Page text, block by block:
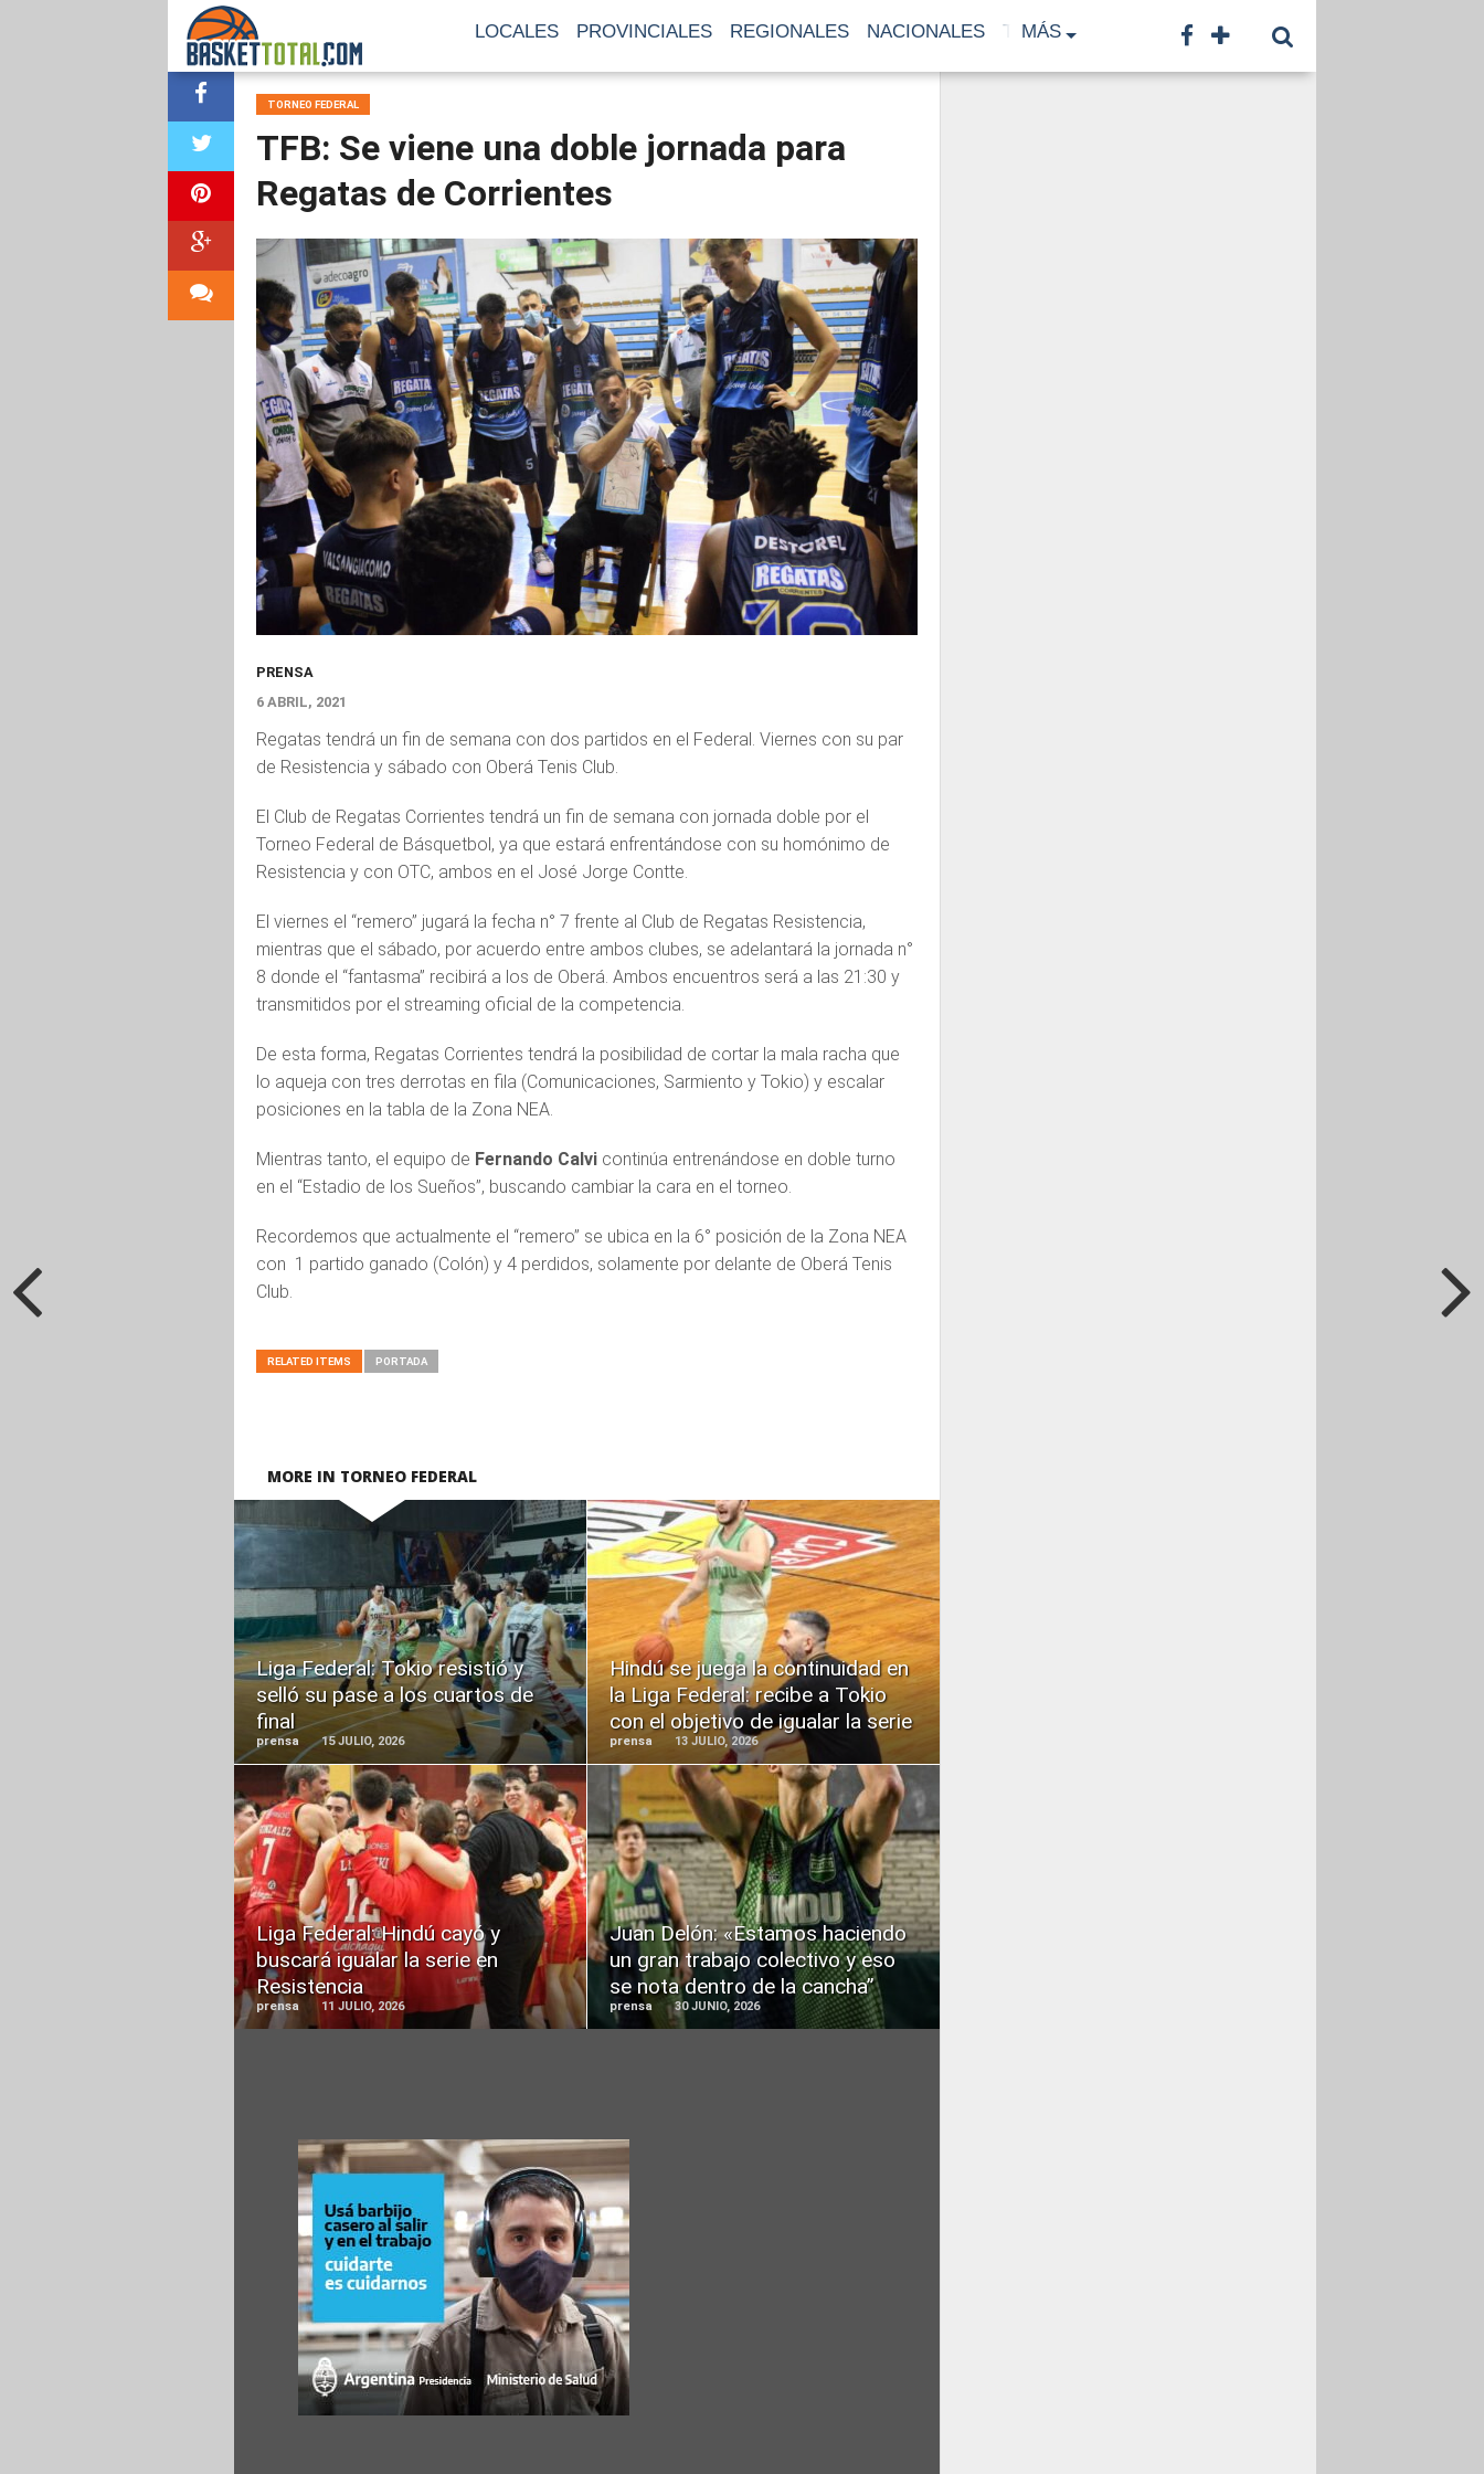
LOCALES PROVINCIALES REGIONALES NACIONALES TF TNA CONTACTO
MÁS
TORNEO FEDERAL
TFB: Se viene una doble jornada para
Regatas de Corrientes
PRENSA
6 ABRIL, 2021
Regatas tendrá un fin de semana con dos partidos en el Federal. Viernes con su par
de Resistencia y sábado con Oberá Tenis Club.
El Club de Regatas Corrientes tendrá un fin de semana con jornada doble por el
Torneo Federal de Básquetbol, ya que estará enfrentándose con su homónimo de
Resistencia y con OTC, ambos en el José Jorge Contte.
El viernes el “remero” jugará la fecha n° 7 frente al Club de Regatas Resistencia,
mientras que el sábado, por acuerdo entre ambos clubes, se adelantará la jornada n°
8 donde el “fantasma” recibirá a los de Oberá. Ambos encuentros será a las 21:30 y
transmitidos por el streaming oficial de la competencia.
De esta forma, Regatas Corrientes tendrá la posibilidad de cortar la mala racha que
lo aqueja con tres derrotas en fila (Comunicaciones, Sarmiento y Tokio) y escalar
posiciones en la tabla de la Zona NEA.
Mientras tanto, el equipo de Fernando Calvi continúa entrenándose en doble turno
en el “Estadio de los Sueños”, buscando cambiar la cara en el torneo.
Recordemos que actualmente el “remero” se ubica en la 6° posición de la Zona NEA
con 1 partido ganado (Colón) y 4 perdidos, solamente por delante de Oberá Tenis
Club.
RELATED ITEMS PORTADA
MORE IN TORNEO FEDERAL
Liga Federal: Tokio resistió y
selló su pase a los cuartos de
final
prensa 15 JULIO, 2026
READ
MORE
Hindú se juega la continuidad en
la Liga Federal: recibe a Tokio
con el objetivo de igualar la serie
prensa 13 JULIO, 2026
READ
MORE
Liga Federal: Hindú cayó y
buscará igualar la serie en
Resistencia
prensa 11 JULIO, 2026
READ
MORE
Juan Delón: «Estamos haciendo
un gran trabajo colectivo y eso
se nota dentro de la cancha”
prensa 30 JUNIO, 2026
READ
MORE